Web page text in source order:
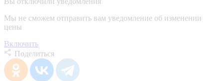
Мы не сможем отправить вам уведомление об изменении
цены
Включить
Поделиться